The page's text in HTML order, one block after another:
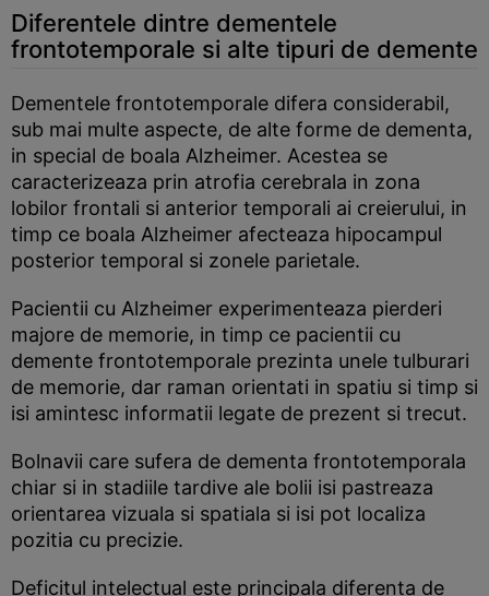
Diferentele dintre dementele
frontotemporale si alte tipuri de demente
Dementele frontotemporale difera considerabil,
sub mai multe aspecte, de alte forme de dementa,
in special de boala Alzheimer. Acestea se
caracterizeaza prin atrofia cerebrala in zona
lobilor frontali si anterior temporali ai creierului, in
timp ce boala Alzheimer afecteaza hipocampul
posterior temporal si zonele parietale.
Pacientii cu Alzheimer experimenteaza pierderi
majore de memorie, in timp ce pacientii cu
demente frontotemporale prezinta unele tulburari
de memorie, dar raman orientati in spatiu si timp si
isi amintesc informatii legate de prezent si trecut.
Bolnavii care sufera de dementa frontotemporala
chiar si in stadiile tardive ale bolii isi pastreaza
orientarea vizuala si spatiala si isi pot localiza
pozitia cu precizie.
Deficitul intelectual este principala diferenta de